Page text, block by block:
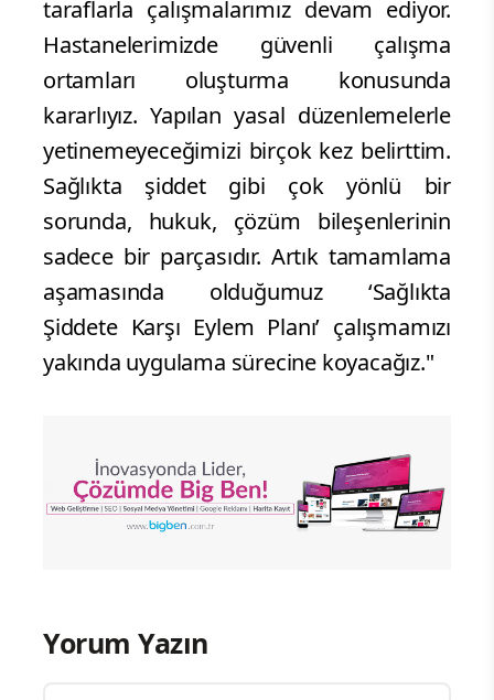
taraflarla çalışmalarımız devam ediyor.
Hastanelerimizde güvenli çalışma
ortamları oluşturma konusunda
kararlıyız. Yapılan yasal düzenlemelerle
yetinemeyeceğimizi birçok kez belirttim.
Sağlıkta şiddet gibi çok yönlü bir
sorunda, hukuk, çözüm bileşenlerinin
sadece bir parçasıdır. Artık tamamlama
aşamasında olduğumuz ‘Sağlıkta
Şiddete Karşı Eylem Planı’ çalışmamızı
yakında uygulama sürecine koyacağız."
Yorum Yazın